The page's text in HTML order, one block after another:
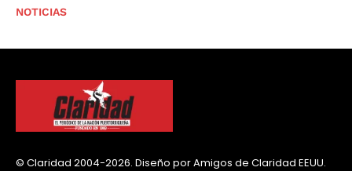
NOTICIAS
© Claridad 2004-2026. Diseño por Amigos de Claridad EEUU.